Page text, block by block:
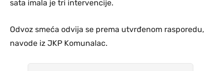
sata imala je tri intervencije.
Odvoz smeća odvija se prema utvrđenom rasporedu,
navode iz JKP Komunalac.